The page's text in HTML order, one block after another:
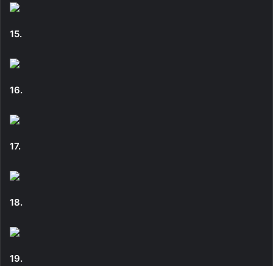
15.
16.
17.
18.
19.